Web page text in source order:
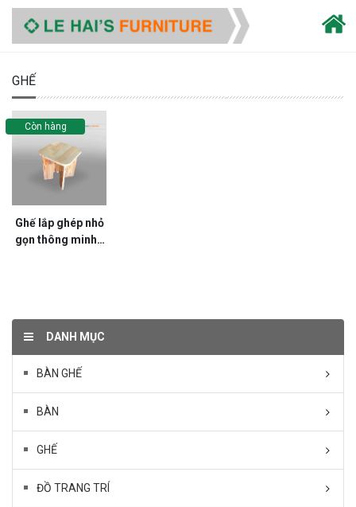
GHẾ
Ghế lắp ghép nhỏ
gọn thông minh -
Còn hàng
DANH MỤC
BÀN GHẾ
BÀN
GHẾ
ĐỒ TRANG TRÍ